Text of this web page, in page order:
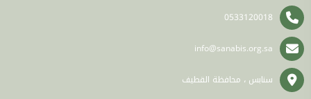
0533120018
info@sanabis.org.sa
سنابس ، محافظة القطيف